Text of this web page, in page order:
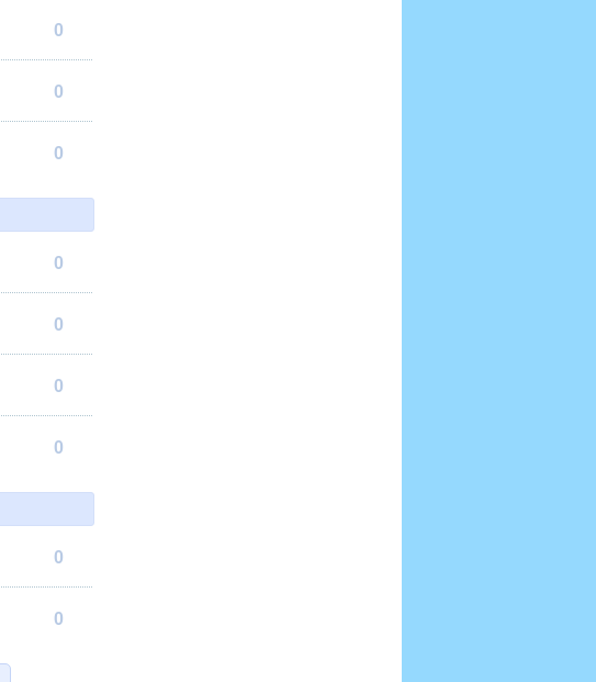
0
0
0
0
0
0
0
0
0